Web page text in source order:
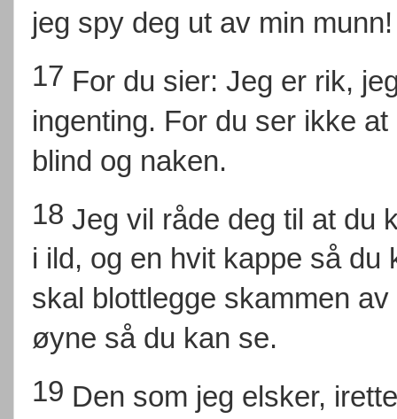
jeg spy deg ut av min munn!
17 For du sier: Jeg er rik,
ingenting. For du ser ikke
blind og naken.
18 Jeg vil råde deg til at du
i ild, og en hvit kappe så
skal blottlegge skammen
øyne så du kan se.
19 Den som jeg elsker,